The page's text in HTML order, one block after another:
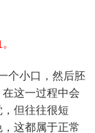
个小口，然后胚
这一过程中会
但往往很短
这都属于正常